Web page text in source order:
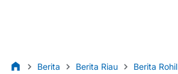
Berita Berita Riau Berita Rohil